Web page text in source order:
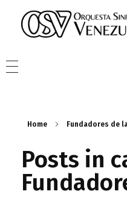
Home Fundadores de
Posts in